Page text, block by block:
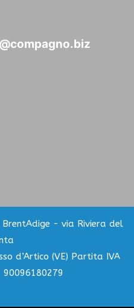
- via Riviera del
d’Artico (VE) Partita IVA
90096180279